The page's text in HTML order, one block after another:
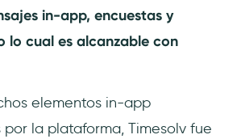
in-app, encuestas y
lo cual es alcanzable con
elementos in-app
la plataforma, Timesolv fue